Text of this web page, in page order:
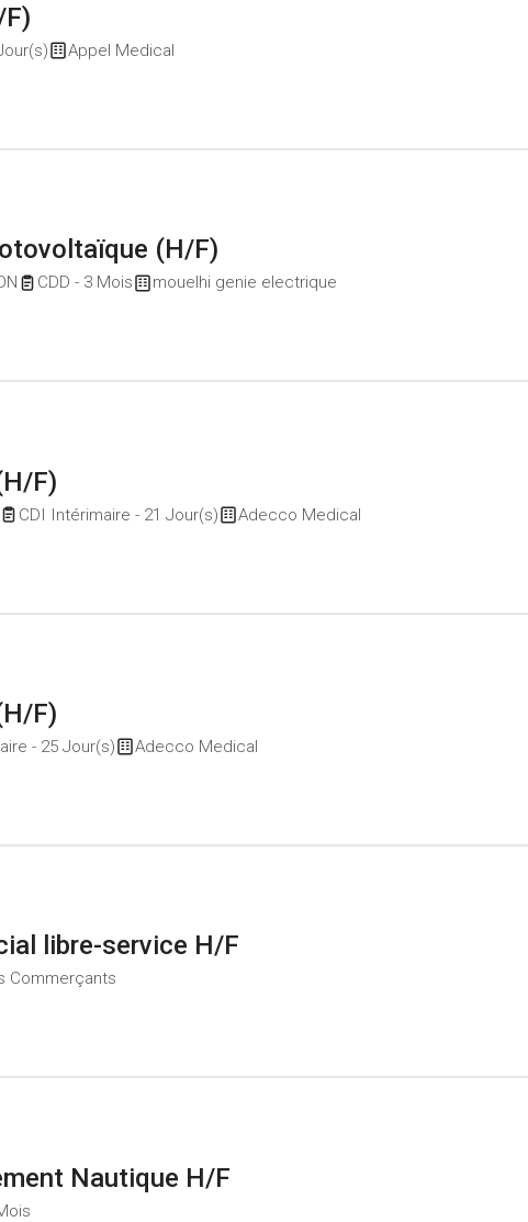
F)
Appel Medical
(H/F)
CDD - 3 Mois mouelhi genie electrique
F)
CDI Intérimaire - 21 Jour(s) Adecco Medical
F)
- 25 Jour(s) Adecco Medical
libre-service H/F
Commerçants
Nautique H/F